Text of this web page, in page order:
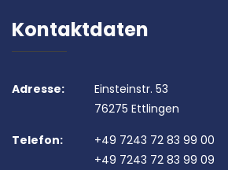
Kontaktdaten
Adresse:
Einsteinstr. 53
76275 Ettlingen
Telefon:
+49 7243 72 83 99 00
+49 7243 72 83 99 09